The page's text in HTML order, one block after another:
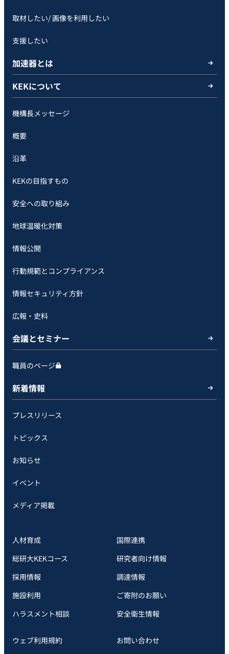
取材したい/ 画像を利用したい
支援したい
加速器とは
KEKについて
機構長メッセージ
概要
沿革
KEKの目指すもの
安全への取り組み
地球温暖化対策
情報公開
行動規範とコンプライアンス
情報セキュリティ方針
広報・史料
会議とセミナー
職員のページ
新着情報
プレスリリース
トピックス
お知らせ
イベント
メディア掲載
人材育成
国際連携
総研大KEKコース
研究者向け情報
採用情報
調達情報
施設利用
ご寄附のお願い
ハラスメント相談
安全衛⽣情報
ウェブ利用規約 お問い合わせ